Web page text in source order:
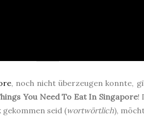
‚ noch nicht überzeugen konnte,
You Need To Eat In Singapore!
gekommen seid (wortwörtlich),